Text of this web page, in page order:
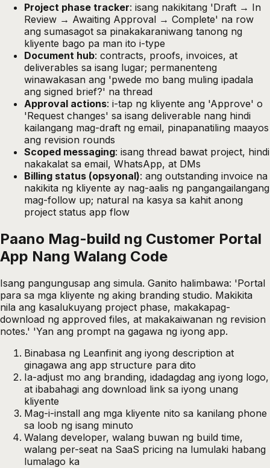
Project phase tracker: isang nakikitang 'Draft → In
Review → Awaiting Approval → Complete' na row
ang sumasagot sa pinakakaraniwang tanong ng
kliyente bago pa man ito i-type
Document hub: contracts, proofs, invoices, at
deliverables sa isang lugar; permanenteng
winawakasan ang 'pwede mo bang muling ipadala
ang signed brief?' na thread
Approval actions: i-tap ng kliyente ang 'Approve' o
'Request changes' sa isang deliverable nang hindi
kailangang mag-draft ng email, pinapanatiling maayos
ang revision rounds
Scoped messaging: isang thread bawat project, hindi
nakakalat sa email, WhatsApp, at DMs
Billing status (opsyonal): ang outstanding invoice na
nakikita ng kliyente ay nag-aalis ng pangangailangang
mag-follow up; natural na kasya sa kahit anong
project status app flow
Paano Mag-build ng Customer Portal
App Nang Walang Code
Isang pangungusap ang simula. Ganito halimbawa: 'Portal
para sa mga kliyente ng aking branding studio. Makikita
nila ang kasalukuyang project phase, makakapag-
download ng approved files, at makakaiwanan ng revision
notes.' 'Yan ang prompt na gagawa ng iyong app.
Binabasa ng Leanfinit ang iyong description at
ginagawa ang app structure para dito
Ia-adjust mo ang branding, idadagdag ang iyong logo,
at ibabahagi ang download link sa iyong unang
kliyente
Mag-i-install ang mga kliyente nito sa kanilang phone
sa loob ng isang minuto
Walang developer, walang buwan ng build time,
walang per-seat na SaaS pricing na lumulaki habang
lumalago ka